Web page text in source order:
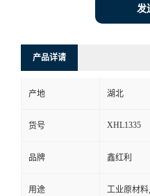
发
产品详请
产地 湖北
货号 XHL1335
品牌 鑫红利
用途 工业原材